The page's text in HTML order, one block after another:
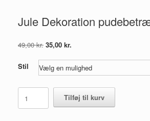
Jule Dekoration
49,00kr. Den
pris
var:
35,00 kr.
pris
er:
Stil
Jule
Dekoration
pudebetræk
Tilføj til kurv